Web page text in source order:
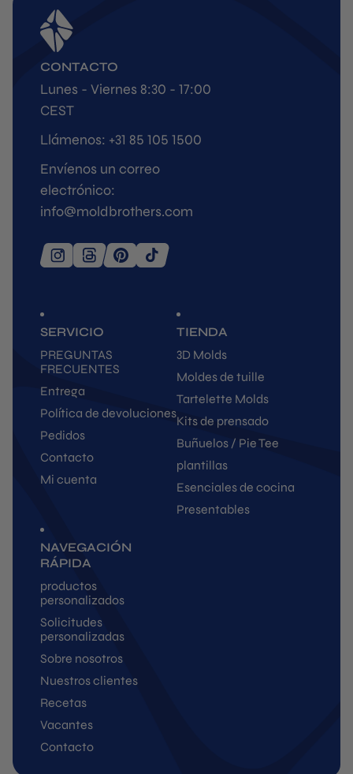
SERVICIO
PREGUNTAS
FRECUENTES
Entrega
Política de devoluciones
Pedidos
Contacto
Mi cuenta
TIENDA
3D Molds
Moldes de tuille
Tartelette Molds
Kits de prensado
Buñuelos / Pie Tee
plantillas
Esenciales de cocina
Presentables
NAVEGACIÓN
RÁPIDA
productos
personalizados
Solicitudes
personalizadas
Sobre nosotros
Nuestros clientes
Recetas
Vacantes
Contacto
CONTACTO
Lunes - Viernes 8:30 - 17:00
CEST
Llámenos: +31 85 105 1500
Envíenos un correo
electrónico:
info@moldbrothers.com